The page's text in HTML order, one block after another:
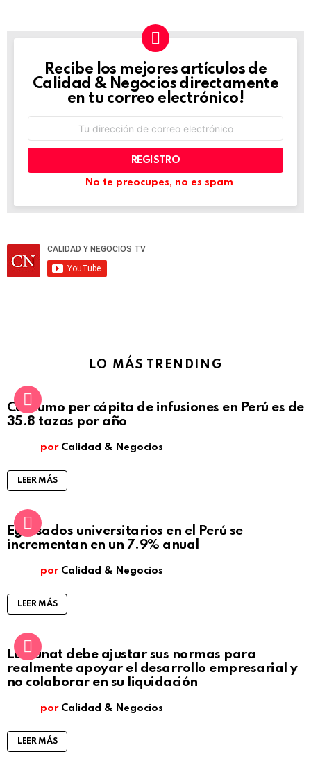
NEWSLETTER
Recibe los mejores artículos de
Calidad & Negocios directamente
en tu correo electrónico!
correo
No te preocupes, no es spam
LO MÁS TRENDING
Consumo per cápita de infusiones en Perú es de
35.8 tazas por año
por Calidad & Negocios
LEER MÁS
Egresados universitarios en el Perú se
incrementan en un 7.9% anual
por Calidad & Negocios
LEER MÁS
La Sunat debe ajustar sus normas para
realmente apoyar el desarrollo empresarial y
no colaborar en su liquidación
por Calidad & Negocios
LEER MÁS